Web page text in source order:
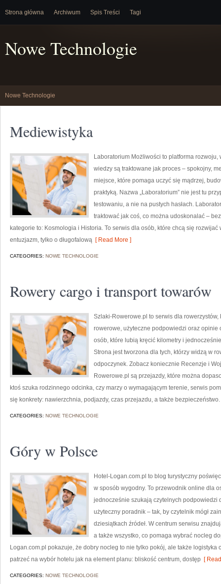
Strona główna Archiwum Spis Treści Tagi
Nowe Technologie
Nowe Technologie
Mediewistyka
Laboratorium Możliwości to platforma
wiedzy są traktowane jak proces – spokojny,
miejsce, które pomaga uczyć się mądrzej,
praktyką. Nazwa „Laboratorium” nie jest tu
testowaniu, a nie na pustych hasłach.
traktować jak coś, co można udoskonalać –
kategorie to: Kosmologia i Historia. To serwis dla osób, które chcą się
entuzjazm, tylko o długofalową [ Read More ]
CATEGORIES: NOWE TECHNOLOGIE
Rowery cargo i transport towarów
Szlaki-Rowerowe.pl to serwis dla rowerzystów,
rowerowe, użyteczne podpowiedzi oraz
osób, które lubią kręcić kilometry i
Strona jest tworzona dla tych, którzy widzą w
odpoczynek. Zobacz koniecznie Recenzje i
Rowerowe.pl są przejazdy, które można
ktoś szuka rodzinnego odcinka, czy marzy o wymagającym terenie, serwis
się konkrety: nawierzchnia, podjazdy, czas przejazdu, a także
CATEGORIES: NOWE TECHNOLOGIE
Góry w Polsce
Hotel-Logan.com.pl to blog turystyczny
w sposób wygodny. To przewodnik online dla
jednocześnie szukają czytelnych podpowiedzi
użyteczny poradnik – tak, by czytelnik mógł
dziesiątkach źródeł. W centrum serwisu
a także wszystko, co pomaga wybrać nocleg
Logan.com.pl pokazuje, że dobry nocleg to nie tylko pokój, ale także logistyka
patrzeć na wybór hotelu jak na element planu: bliskość centrum, dostęp [
CATEGORIES: NOWE TECHNOLOGIE